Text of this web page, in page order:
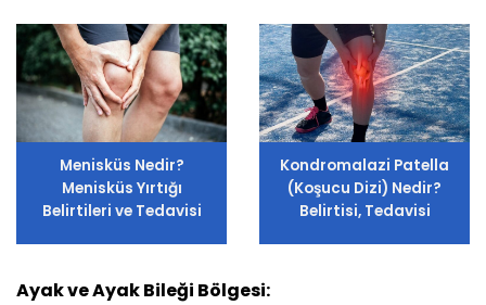
Menisküs Nedir?
Menisküs Yırtığı
Belirtileri ve Tedavisi
Kondromalazi Patella
(Koşucu Dizi) Nedir?
Belirtisi, Tedavisi
Ayak ve Ayak Bileği Bölgesi: